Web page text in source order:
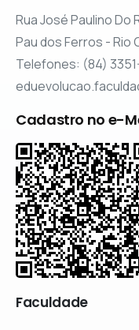
Rua José Paulino Do
Pau dos Ferros - Rio
Telefones: (84)
Cadastro no e-
Faculdade